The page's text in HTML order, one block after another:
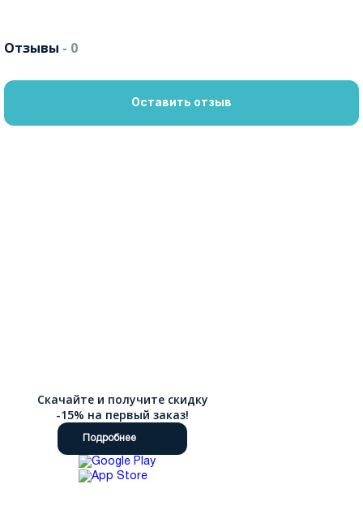
Отзывы - 0
Оставить отзыв
Скачайте и получите скидку
-15% на первый заказ!
Подробнее